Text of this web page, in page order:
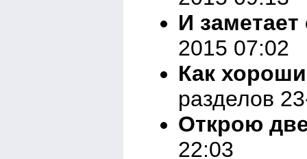
И заметает
2015 07:02
Как
разделов
Открою
22:03